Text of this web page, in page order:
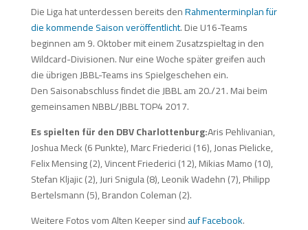
Die Liga hat unterdessen bereits denRahmenterminplan für
die kommende Saison veröffentlicht. Die U16-Teams
beginnen am 9. Oktober mit einem Zusatzspieltag in den
Wildcard-Divisionen. Nur eine Woche später greifen auch
die übrigen JBBL-Teams ins Spielgeschehen ein.
Den Saisonabschluss findet die JBBL am 20./21. Mai beim
gemeinsamen NBBL/JBBL TOP4 2017.
Es spielten für den DBV Charlottenburg:Aris Pehlivanian,
Joshua Meck (6 Punkte), Marc Friederici (16), Jonas Pielicke,
Felix Mensing (2), Vincent Friederici (12), Mikias Mamo (10),
Stefan Kljajic (2), Juri Snigula (8), Leonik Wadehn (7), Philipp
Bertelsmann (5), Brandon Coleman (2).
Weitere Fotos vom Alten Keeper sindauf Facebook.